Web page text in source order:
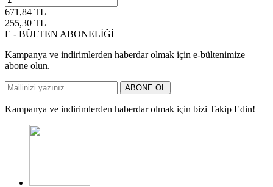
671,84 TL
255,30 TL
E - BÜLTEN ABONELİĞİ
Kampanya ve indirimlerden haberdar olmak için e-bültenimize
abone olun.
ABONE OL
Kampanya ve indirimlerden haberdar olmak için bizi Takip Edin!